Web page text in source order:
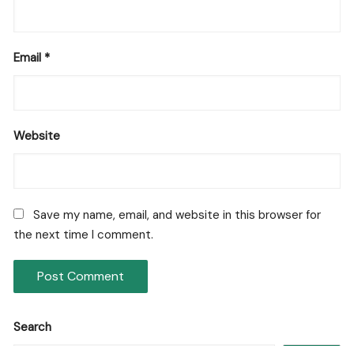
Email *
Website
Save my name, email, and website in this browser for
the next time I comment.
Search